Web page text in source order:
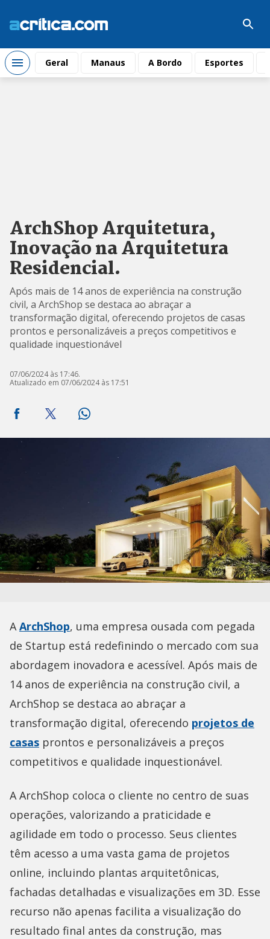
Geral Manaus A Bordo Esportes
ArchShop Arquitetura,
Inovação na Arquitetura
Residencial.
Após mais de 14 anos de experiência na construção
civil, a ArchShop se destaca ao abraçar a
transformação digital, oferecendo projetos de casas
prontos e personalizáveis a preços competitivos e
qualidade inquestionável
07/06/2024 às 17:46.
Atualizado em 07/06/2024 às 17:51
AArchShop, uma empresa ousada com pegada
de Startup está redefinindo o mercado com sua
abordagem inovadora e acessível. Após mais de
14 anos de experiência na construção civil, a
ArchShop se destaca ao abraçar a
transformação digital, oferecendo projetos de
casas prontos e personalizáveis a preços
competitivos e qualidade inquestionável.
A ArchShop coloca o cliente no centro de suas
operações, valorizando a praticidade e
agilidade em todo o processo. Seus clientes
têm acesso a uma vasta gama de projetos
online, incluindo plantas arquitetônicas,
fachadas detalhadas e visualizações em 3D. Esse
recurso não apenas facilita a visualização do
resultado final antes da construção, mas